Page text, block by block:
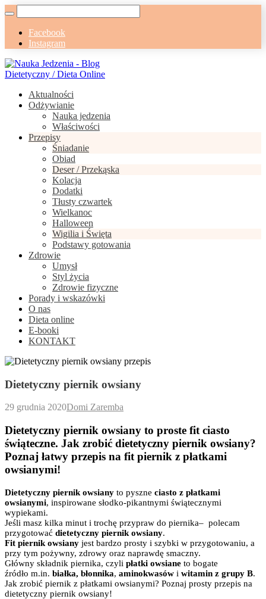
Facebook
Instagram
Aktualności
Odżywianie
Nauka jedzenia
Właściwości
Przepisy
Śniadanie
Obiad
Deser / Przekąska
Kolacja
Dodatki
Tłusty czwartek
Wielkanoc
Halloween
Wigilia i Święta
Podstawy gotowania
Zdrowie
Umysł
Styl życia
Zdrowie fizyczne
Porady i wskazówki
O nas
Dieta online
E-booki
KONTAKT
Dietetyczny piernik owsiany
29 grudnia 2020Domi Zaremba
Dietetyczny piernik owsiany to proste fit ciasto
świąteczne. Jak zrobić dietetyczny piernik owsiany?
Poznaj łatwy przepis na fit piernik z płatkami
owsianymi!
Dietetyczny piernik owsiany to pyszne ciasto z płatkami
owsianymi, inspirowane słodko-pikantnymi świątecznymi
wypiekami.
Jeśli masz kilka minut i trochę przypraw do piernika– polecam
przygotować dietetyczny piernik owsiany.
Fit piernik owsiany jest bardzo prosty i szybki w przygotowaniu, a
przy tym pożywny, zdrowy oraz naprawdę smaczny.
Główny składnik piernika, czyli płatki owsiane to bogate
źródło m.in. białka, błonnika, aminokwasów i witamin z grupy B.
Jak zrobić piernik z płatkami owsianymi? Poznaj prosty przepis na
dietetyczny piernik owsiany!